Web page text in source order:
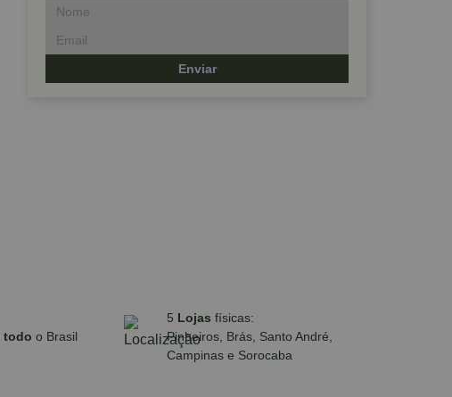
Enviar
todo o Brasil
5 Lojas físicas:
Pinheiros, Brás, Santo André,
Campinas e Sorocaba